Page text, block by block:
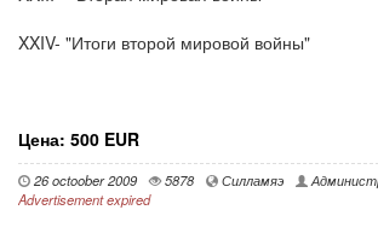
XXIV- "Итоги второй мировой войны"
Цена: 500 EUR
26 octoober 2009 5878 Силламяэ
Advertisement expired